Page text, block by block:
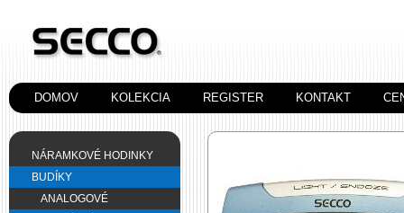
DOMOV KOLEKCIA REGISTER KONTAKT
NÁRAMKOVÉ HODINKY
BUDÍKY
ANALOGOVÉ